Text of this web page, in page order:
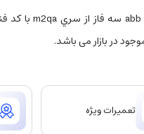
در بازار می باشد.
تعمیرات ویژه